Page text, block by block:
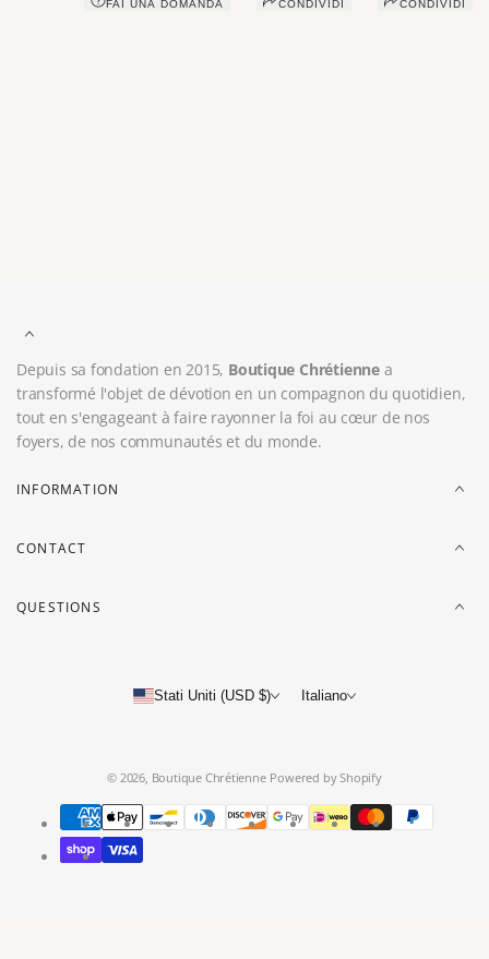
FAI UNA DOMANDA CONDIVIDI CONDIVIDI
Depuis sa fondation en 2015, Boutique Chrétiennea
transformé l'objet de dévotion en un compagnon du quotidien,
tout en s'engageant à faire rayonner la foi au cœur de nos
foyers, de nos communautés et du monde.
INFORMATION
CONTACT
QUESTIONS
Stati Uniti (USD $) Italiano
© 2026, Boutique Chrétienne Powered by Shopify
Metodi
pagamento